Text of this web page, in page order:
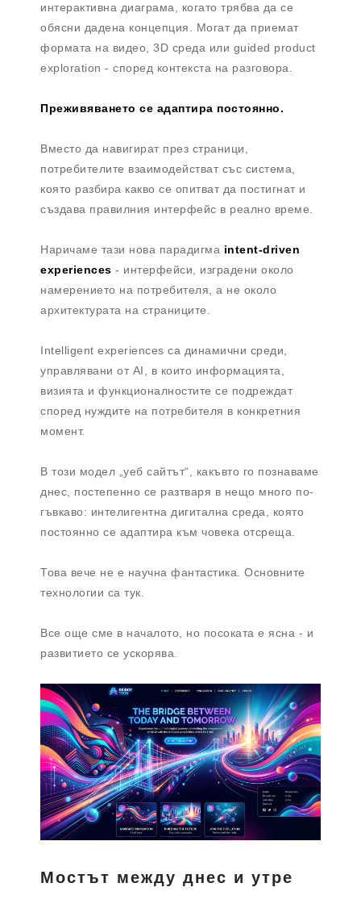
интерактивна диаграма, когато трябва да се
обясни дадена концепция. Могат да приемат
формата на видео, 3D среда или guided product
exploration - според контекста на разговора.
Преживяването се адаптира постоянно.
Вместо да навигират през страници,
потребителите взаимодействат със система,
която разбира какво се опитват да постигнат и
създава правилния интерфейс в реално време.
Наричаме тази нова парадигма intent-driven
experiences - интерфейси, изградени около
намерението на потребителя, а не около
архитектурата на страниците.
Intelligent experiences са динамични среди,
управлявани от AI, в които информацията,
визията и функционалностите се подреждат
според нуждите на потребителя в конкретния
момент.
В този модел „уеб сайтът“, какъвто го познаваме
днес, постепенно се разтваря в нещо много по-
гъвкаво: интелигентна дигитална среда, която
постоянно се адаптира към човека отсреща.
Това вече не е научна фантастика. Основните
технологии са тук.
Все още сме в началото, но посоката е ясна - и
развитието се ускорява.
Мостът между днес и утре